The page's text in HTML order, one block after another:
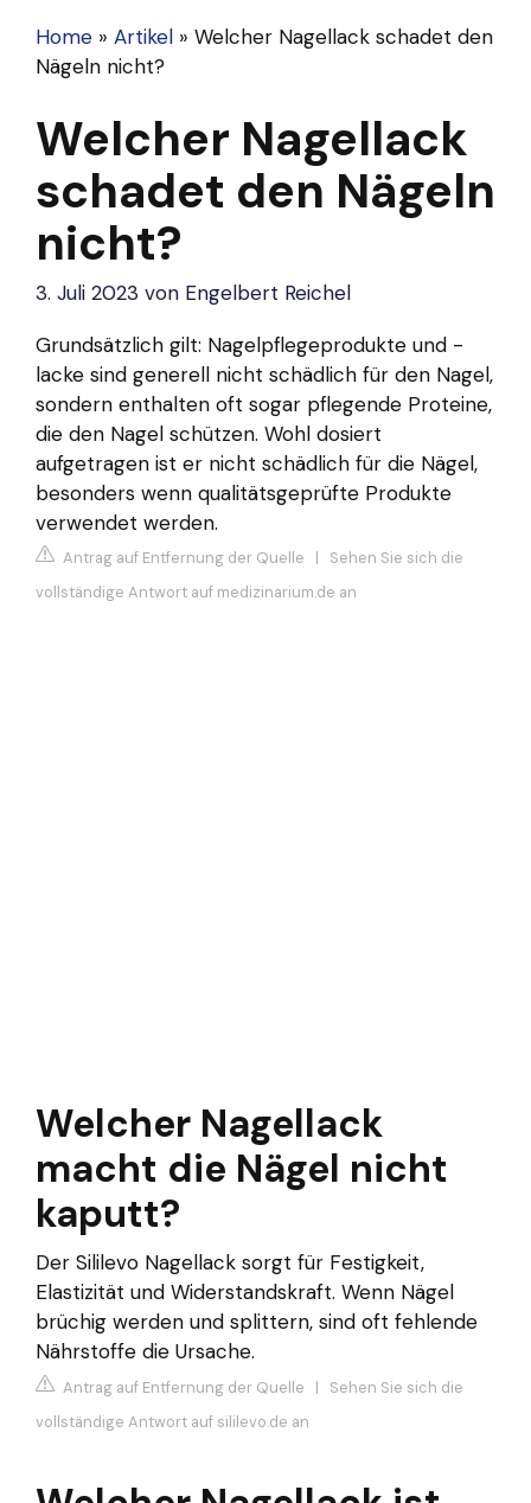
Home » Artikel » Welcher Nagellack schadet den
Nägeln nicht?
Welcher Nagellack
schadet den Nägeln
nicht?
3. Juli 2023 von Engelbert Reichel
Grundsätzlich gilt: Nagelpflegeprodukte und -
lacke sind generell nicht schädlich für den Nagel,
sondern enthalten oft sogar pflegende Proteine,
die den Nagel schützen. Wohl dosiert
aufgetragen ist er nicht schädlich für die Nägel,
besonders wenn qualitätsgeprüfte Produkte
verwendet werden.
Antrag auf Entfernung der Quelle | Sehen Sie sich die
vollständige Antwort auf medizinarium.de an
Welcher Nagellack
macht die Nägel nicht
kaputt?
Der Sililevo Nagellack sorgt für Festigkeit,
Elastizität und Widerstandskraft. Wenn Nägel
brüchig werden und splittern, sind oft fehlende
Nährstoffe die Ursache.
Antrag auf Entfernung der Quelle | Sehen Sie sich die
vollständige Antwort auf sililevo.de an